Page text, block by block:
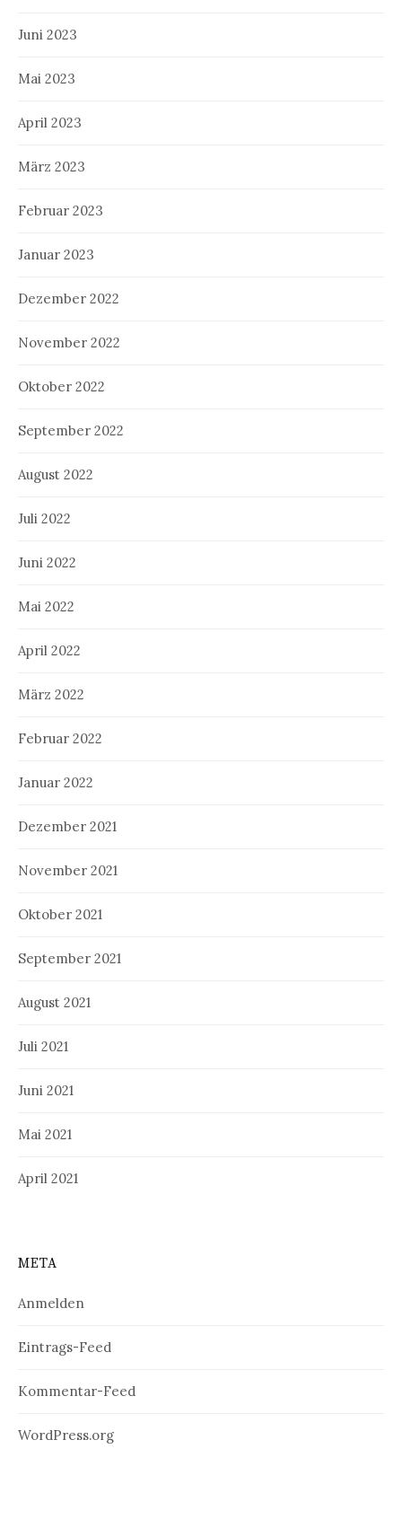
Juni 2023
Mai 2023
April 2023
März 2023
Februar 2023
Januar 2023
Dezember 2022
November 2022
Oktober 2022
September 2022
August 2022
Juli 2022
Juni 2022
Mai 2022
April 2022
März 2022
Februar 2022
Januar 2022
Dezember 2021
November 2021
Oktober 2021
September 2021
August 2021
Juli 2021
Juni 2021
Mai 2021
April 2021
META
Anmelden
Eintrags-Feed
Kommentar-Feed
WordPress.org